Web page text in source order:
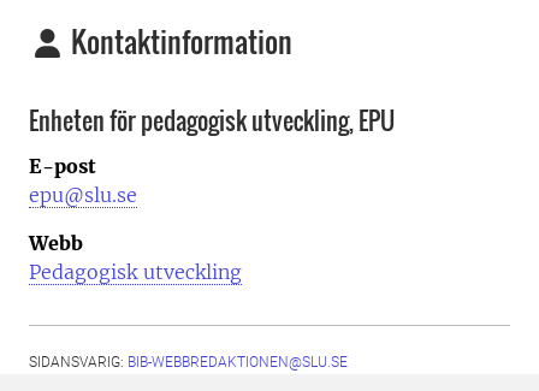
Kontaktinformation
Enheten för pedagogisk utveckling, EPU
E-post
epu@slu.se
Webb
Pedagogisk utveckling
SIDANSVARIG: BIB-WEBBREDAKTIONEN@SLU.SE